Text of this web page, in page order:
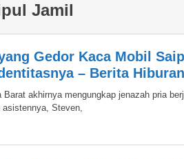
Jamil
Gedor Kaca Mobil
– Berita Hiburan
akhirnya mengungkap jenazah pria
asistennya, Steven,